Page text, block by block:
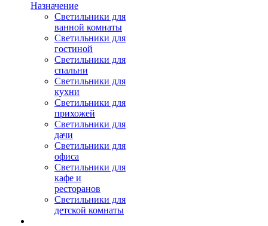
Назначение
Светильники для
ванной комнаты
Светильники для
гостиной
Светильники для
спальни
Светильники для
кухни
Светильники для
прихожей
Светильники для
дачи
Светильники для
офиса
Светильники для
кафе и
ресторанов
Светильники для
детской комнаты